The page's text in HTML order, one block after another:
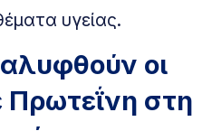
υγείας.
οι
Πρωτεΐνη στη